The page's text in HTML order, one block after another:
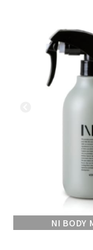
ログイン
カテゴリーから探す
セミナー/契約関連
プライバシーポリシー
NI BODY